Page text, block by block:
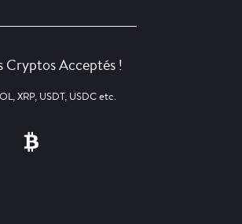
Cryptos Acceptés !
XRP, USDT, USDC etc.